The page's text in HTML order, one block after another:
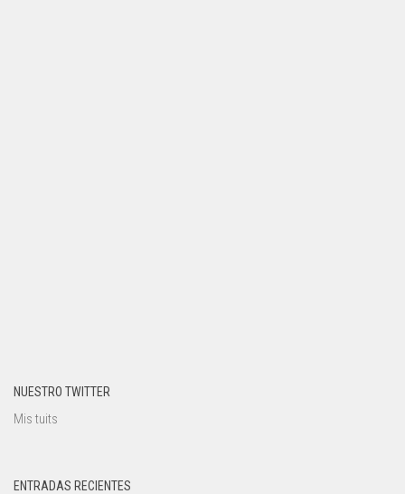
NUESTRO TWITTER
Mis tuits
ENTRADAS RECIENTES